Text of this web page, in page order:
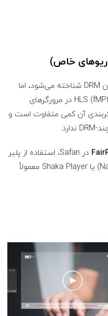
hls.js بیشتر برای پخش HLS بدون DRM شناخته می‌شود، اما
قابلیت پشتیبانی از DRM برای HLS (fMP4) در مرورگرهای
آن کمی متفاوت است و
در Safari، استفاده از پلیر
پیش‌فرض خود اپل (Native Player) یا Shaka Player معمولاً